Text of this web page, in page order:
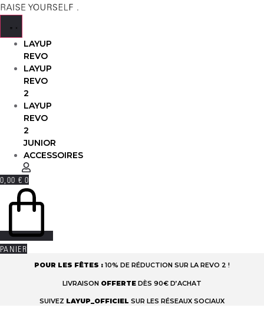
LAYUP
REVO
LAYUP
REVO
2
LAYUP
REVO
2
JUNIOR
ACCESSOIRES
0,00 € 0
PANIER
POUR LES FÊTES : 10% DE RÉDUCTION SUR LA REVO 2 !
LIVRAISON OFFERTE DÈS 90€ D’ACHAT
SUIVEZ LAYUP_OFFICIEL SUR LES RÉSEAUX SOCIAUX